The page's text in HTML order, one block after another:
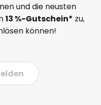
und die neusten
13 %-Gutschein* zu,
können!